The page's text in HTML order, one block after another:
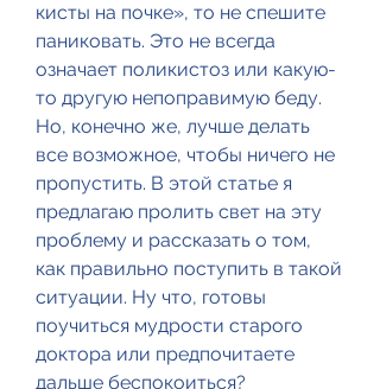
кисты на почке», то не спешите
паниковать. Это не всегда
означает поликистоз или какую-
то другую непоправимую беду.
Но, конечно же, лучше делать
все возможное, чтобы ничего не
пропустить. В этой статье я
предлагаю пролить свет на эту
проблему и рассказать о том,
как правильно поступить в такой
ситуации. Ну что, готовы
поучиться мудрости старого
доктора или предпочитаете
дальше беспокоиться?